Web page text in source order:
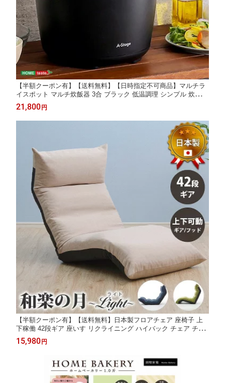
【半額クーポン有】【送料無料】【日時指定不可商品】マルチラ
イスポット マルチ炊飯器 3合 ブラック 低温調理 シンプル 炊飯器
タッチパネル式 LED天板 厚釜仕様 macaroni監修のレシピ付 煮込
み 家電 調理器具 一人暮らし
21,800 円
【半額クーポン有】【送料無料】日本製フロアチェア 座椅子 上
下稼働 42段ギア 座いす リクライニング ハイバック チェア チェ
アー 1人掛け ソファー ソファ 座イス クッション 折りたたみ 折
り畳み 低反発 北欧【沖縄・離島へは配送できません】
15,980 円